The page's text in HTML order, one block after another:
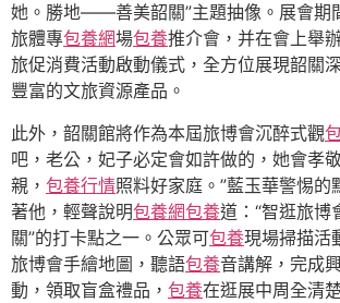
她。勝地——善美韶關”主題抽像。展會期
旅體專包養網場包養推介會，并在會上舉
旅促消費活動啟動儀式，全方位展現韶關
豐富的文旅資源產品。
此外，韶關館將作為本屆旅博會沉醉式觀
吧，老公，妃子必定會如許做的，她會孝
親， 包養行情照料好家庭。”藍玉華警惕的
著他，輕聲說明包養網包養道：“智逛旅博
關”的打卡點之一。公眾可包養現場掃描活
旅博會手繪地圖，聽語包養音講解，完成
動，領取盲盒禮品， 包養在逛展中周全清